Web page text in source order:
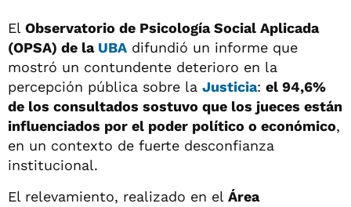
El Observatorio de Psicología Social Aplicada
(OPSA) de la UBA difundió un informe que
mostró un contundente deterioro en la
percepción pública sobre la Justicia: el 94,6%
de los consultados sostuvo que los jueces están
influenciados por el poder político o económico,
en un contexto de fuerte desconfianza
institucional.
El relevamiento, realizado en el Área